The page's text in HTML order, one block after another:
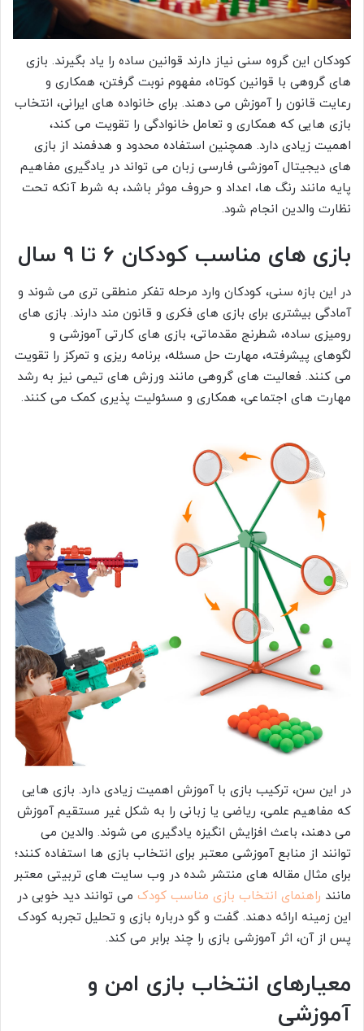
کودکان این گروه سنی نیاز دارند قوانین ساده را یاد بگیرند. بازی
های گروهی با قوانین کوتاه، مفهوم نوبت گرفتن، همکاری و
رعایت قانون را آموزش می دهند. برای خانواده های ایرانی، انتخاب
بازی هایی که همکاری و تعامل خانوادگی را تقویت می کند،
اهمیت زیادی دارد. همچنین استفاده محدود و هدفمند از بازی
های دیجیتال آموزشی فارسی زبان می تواند در یادگیری مفاهیم
پایه مانند رنگ ها، اعداد و حروف موثر باشد، به شرط آنکه تحت
نظارت والدین انجام شود.
بازی های مناسب کودکان ۶ تا ۹ سال
در این بازه سنی، کودکان وارد مرحله تفکر منطقی تری می شوند و
آمادگی بیشتری برای بازی های فکری و قانون مند دارند. بازی های
رومیزی ساده، شطرنج مقدماتی، بازی های کارتی آموزشی و
لگوهای پیشرفته، مهارت حل مسئله، برنامه ریزی و تمرکز را تقویت
می کنند. فعالیت های گروهی مانند ورزش های تیمی نیز به رشد
مهارت های اجتماعی، همکاری و مسئولیت پذیری کمک می کنند.
در این سن، ترکیب بازی با آموزش اهمیت زیادی دارد. بازی هایی
که مفاهیم علمی، ریاضی یا زبانی را به شکل غیر مستقیم آموزش
می دهند، باعث افزایش انگیزه یادگیری می شوند. والدین می
توانند از منابع آموزشی معتبر برای انتخاب بازی ها استفاده کنند؛
برای مثال مقاله های منتشر شده در وب سایت های تربیتی معتبر
مانند راهنمای انتخاب بازی مناسب کودک می توانند دید خوبی در
این زمینه ارائه دهند. گفت و گو درباره بازی و تحلیل تجربه کودک
پس از آن، اثر آموزشی بازی را چند برابر می کند.
معیارهای انتخاب بازی امن و
آموزشی